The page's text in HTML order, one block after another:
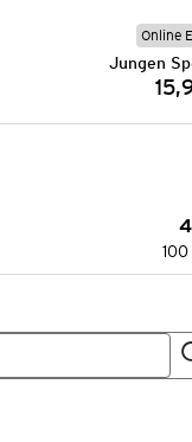
Online
Jungen